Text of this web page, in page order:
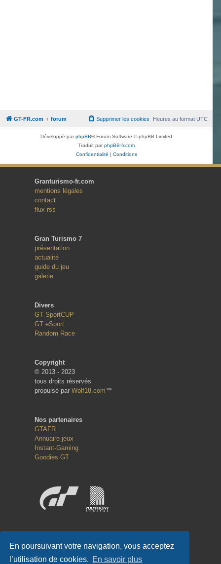
En poursuivant votre navigation, vous acceptez
l’utilisation de cookies. En savoir plus
GT-FR.com forum Heures au formatUTC
Supprimer les cookies
Développé parphpBB® Forum Software © phpBB Limited
Traduit parphpBB-fr.com
Confidentialité | Conditions
Granturismo-fr.com
mentions légales
contact
flux rss
Gran Turismo 7
présentation
actualité
guide du jeu
galerie
Divers
GT SportCUP
GT eSport
Random Race
Copyright
© 2013 - 2023
tous droits réservés
propulsé par Wolf18.com™
Nos partenaires
GTAFR
Annuaire jeux
Instant-Gaming
Goodies GT